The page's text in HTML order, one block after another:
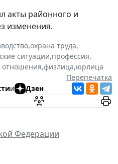
акты районного и
изменения.
,охрана труда,
ситуации,профессия,
отношения,физлица,юрлица
Перепечатка
и Дзен
Федерации